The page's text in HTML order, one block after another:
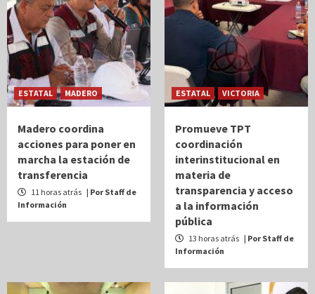
ESTATAL MADERO
Madero coordina
acciones para poner en
marcha la estación de
transferencia
11 horas atrás | Por Staff de
Información
ESTATAL VICTORIA
Promueve TPT
coordinación
interinstitucional en
materia de
transparencia y acceso
a la información
pública
13 horas atrás | Por Staff de
Información